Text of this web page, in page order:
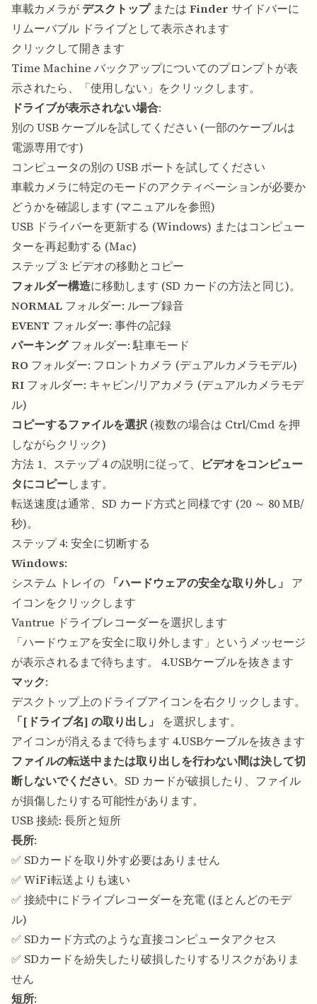
車載カメラが デスクトップまたは Finder サイドバーに
リムーバブル ドライブとして表示されます
クリックして開きます
Time Machine バックアップについてのプロンプトが表
示されたら、「使用しない」をクリックします。
ドライブが表示されない場合:
別の USB ケーブルを試してください (一部のケーブルは
電源専用です)
コンピュータの別の USB ポートを試してください
車載カメラに特定のモードのアクティベーションが必要か
どうかを確認します (マニュアルを参照)
USB ドライバーを更新する (Windows) またはコンピュー
ターを再起動する (Mac)
ステップ 3: ビデオの移動とコピー
フォルダー構造に移動します (SD カードの方法と同じ)。
NORMAL フォルダー: ループ録音
EVENT フォルダー: 事件の記録
パーキングフォルダー: 駐車モード
RO フォルダー: フロントカメラ (デュアルカメラモデル)
RI フォルダー: キャビン/リアカメラ (デュアルカメラモデ
ル)
コピーするファイルを選択 (複数の場合は Ctrl/Cmd を押
しながらクリック)
方法 1、ステップ 4 の説明に従って、
ビデオをコンピュー
タにコピーします。
転送速度は通常、SD カード方式と同様です (20 ～ 80 MB/
秒)。
ステップ 4: 安全に切断する
Windows:
システム トレイの 「ハードウェアの安全な取り外し」
ア
イコンをクリックします
Vantrue ドライブレコーダーを選択します
「ハードウェアを安全に取り外します」というメッセージ
が表示されるまで待ちます。 4.USBケーブルを抜きます
マック:
デスクトップ上のドライブアイコンを右クリックします。
「[ドライブ名] の取り出し」
を選択します。
アイコンが消えるまで待ちます 4.USBケーブルを抜きます
ファイルの転送中または取り出しを行わない間は決して切
断しないでください。SD カードが破損したり、ファイル
が損傷したりする可能性があります。
USB 接続: 長所と短所
長所:
✅ SDカードを取り外す必要はありません
✅ WiFi転送よりも速い
✅ 接続中にドライブレコーダーを充電 (ほとんどのモデ
ル)
✅ SDカード方式のような直接コンピュータアクセス
✅ SDカードを紛失したり破損したりするリスクがありま
せん
短所: